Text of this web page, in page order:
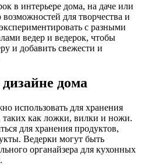
в интерьере дома, на даче или
для творчества и
с разными
ведер и ведерок, чтобы
и добавить свежести и
дома
использовать для хранения
как ложки, вилки и ножи.
для хранения продуктов,
Ведерки могут быть
органайзера для кухонных